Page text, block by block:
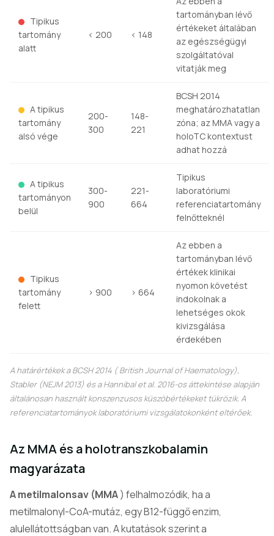
Tipikus
tartomány
alatt
< 200 < 148
tartományban lévő
értékeket általában
az egészségügyi
szolgáltatóval
vitatják meg
A tipikus
tartomány
alsó vége
200-
300
148-
221
BCSH 2014
meghatározhatatlan
zóna; az MMA vagy a
holoTC kontextust
adhat hozzá
A tipikus
tartományon
belül
300-
900
221-
664
Tipikus
laboratóriumi
referenciatartomány
felnőtteknél
Tipikus
tartomány
felett
> 900 > 664
Az ebben a
tartományban lévő
értékek klinikai
nyomon követést
indokolnak a
lehetséges okok
kivizsgálása
érdekében
A határértékek a BCSH 2014 (British Journal of Haematology),
Stabler (NEJM 2013) és a Hannibal et al. 2016-os áttekintése alapján
általánosan használt konszenzusos küszöbértékeket tükrözik. A
referenciatartományok laboratóriumi vizsgálatokonként eltérőek.
Az MMA és a holotranszkobalamin
magyarázata
A metilmalonsav (MMA) felhalmozódik, ha a
metilmalonyl-CoA-mutáz, egy B12-függő enzim,
alulellátottságban van. A kutatások szerint a